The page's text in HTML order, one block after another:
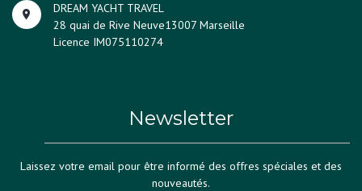
DREAM YACHT TRAVEL
28 quai de Rive Neuve13007 Marseille
Licence IM075110274
Newsletter
Laissez votre email pour être informé des offres spéciales et des
nouveautés.